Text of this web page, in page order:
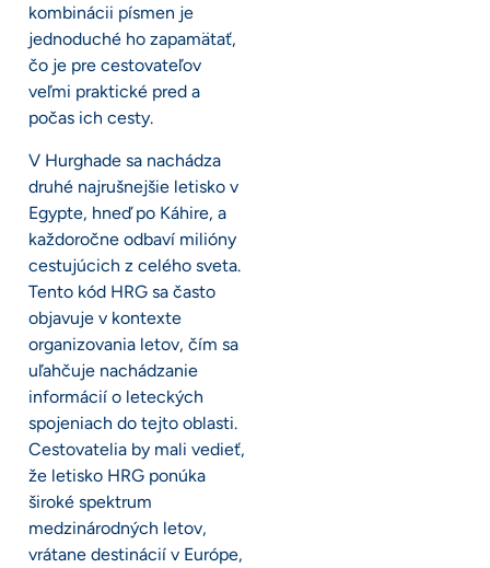
kombinácii písmen je
jednoduché ho zapamätať,
čo je pre cestovateľov
veľmi praktické pred a
počas ich cesty.
V Hurghade sa nachádza
druhé najrušnejšie letisko v
Egypte, hneď po Káhire, a
každoročne odbaví milióny
cestujúcich z celého sveta.
Tento kód HRG sa často
objavuje v kontexte
organizovania letov, čím sa
uľahčuje nachádzanie
informácií o leteckých
spojeniach do tejto oblasti.
Cestovatelia by mali vedieť,
že letisko HRG ponúka
široké spektrum
medzinárodných letov,
vrátane destinácií v Európe,